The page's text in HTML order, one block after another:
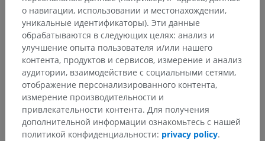
о навигации, использовании и местонахождении,
уникальные идентификаторы). Эти данные
обрабатываются в следующих целях: анализ и
улучшение опыта пользователя и/или нашего
контента, продуктов и сервисов, измерение и анализ
аудитории, взаимодействие с социальными сетями,
отображение персонализированного контента,
измерение производительности и
привлекательности контента. Для получения
дополнительной информации ознакомьтесь с нашей
политикой конфиденциальности: privacy policy.